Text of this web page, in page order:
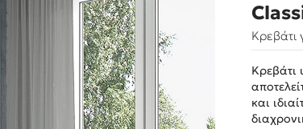
Κρεβάτι
Κρεβάτι
και